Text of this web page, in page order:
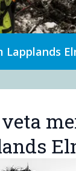
Lapplands